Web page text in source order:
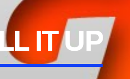
IT UP